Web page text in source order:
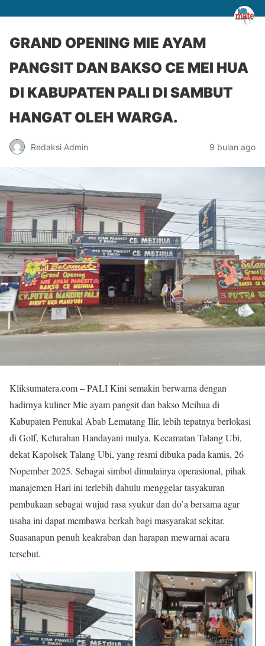
GRAND OPENING MIE AYAM
PANGSIT DAN BAKSO CE MEI HUA
DI KABUPATEN PALI DI SAMBUT
HANGAT OLEH WARGA.
Redaksi Admin 9 bulan ago
Kliksumatera.com – PALI Kini semakin berwarna dengan
hadirnya kuliner Mie ayam pangsit dan bakso Meihua di
Kabupaten Penukal Abab Lematang Ilir, lebih tepatnya berlokasi
di Golf, Kelurahan Handayani mulya, Kecamatan Talang Ubi,
dekat Kapolsek Talang Ubi, yang resmi dibuka pada kamis, 26
Nopember 2025. Sebagai simbol dimulainya operasional, pihak
manajemen Hari ini terlebih dahulu menggelar tasyakuran
pembukaan sebagai wujud rasa syukur dan do’a bersama agar
usaha ini dapat membawa berkah bagi masyarakat sekitar.
Suasanapun penuh keakraban dan harapan mewarnai acara
tersebut.